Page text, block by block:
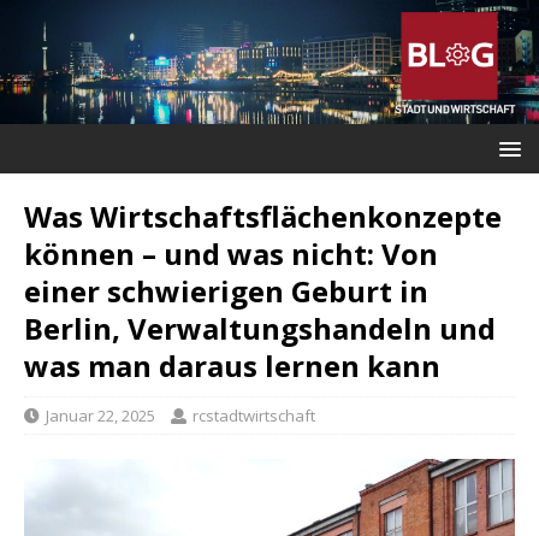
Was Wirtschaftsflächenkonzepte
können – und was nicht: Von
einer schwierigen Geburt in
Berlin, Verwaltungshandeln und
was man daraus lernen kann
Januar 22, 2025 rcstadtwirtschaft